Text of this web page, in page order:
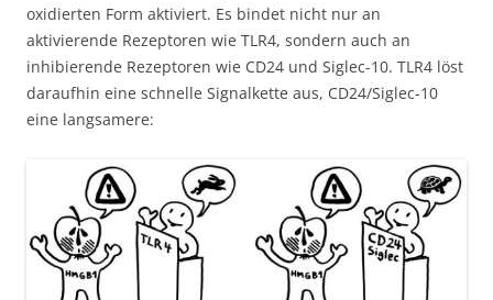
oxidierten Form aktiviert. Es bindet nicht nur an
aktivierende Rezeptoren wie TLR4, sondern auch an
inhibierende Rezeptoren wie CD24 und Siglec-10. TLR4 löst
daraufhin eine schnelle Signalkette aus, CD24/Siglec-10
eine langsamere: